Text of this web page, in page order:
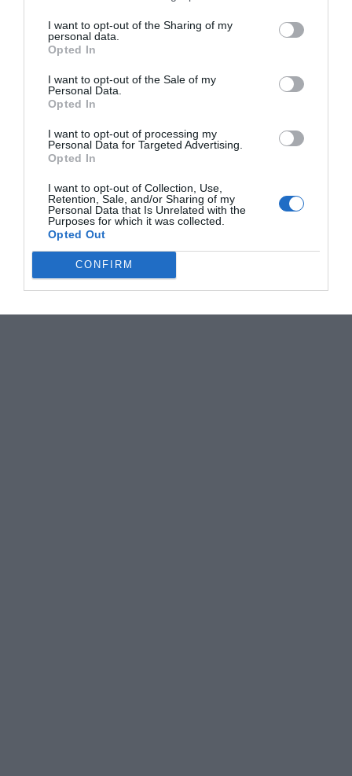
I want to opt-out of the Sharing of my
personal data.
Opted In
I want to opt-out of the Sale of my
Personal Data.
Opted In
I want to opt-out of processing my
Personal Data for Targeted Advertising.
Opted In
I want to opt-out of Collection, Use,
Retention, Sale, and/or Sharing of my
Personal Data that Is Unrelated with the
Purposes for which it was collected.
Opted Out
CONFIRM